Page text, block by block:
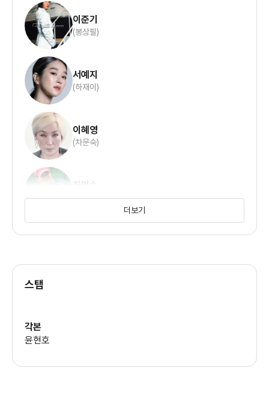
이준기
(봉상필)
서예지
(하재이)
이혜영
(차문숙)
최민수
(안오주)
더보기
스탭
각본
윤현호